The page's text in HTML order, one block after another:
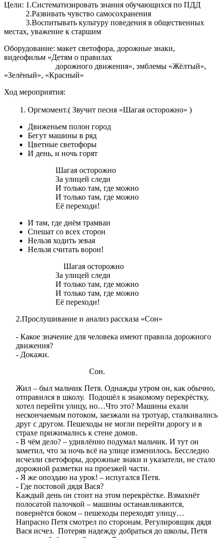
Цели: 1.Систематизировать знания обучающихся по ПДД
2.Развивать чувство самосохранения
3.Воспитывать культуру поведения в общественных
местах, уважение к старшим
Оборудование: макет светофора, дорожные знаки,
видеофильм «Детям о правилах
дорожного движения», эмблемы «Жёлтый»,
«Зелёный», «Красный»
Ход мероприятия:
Оргмомент.( Звучит песня «Шагая осторожно» )
Движеньем полон город
Бегут машины в ряд
Цветные светофоры
И день, и ночь горят
Шагая осторожно
За улицей следи
И только там, где можно
И только там, где можно
Её переходи!
И там, где днём трамваи
Спешат со всех сторон
Нельзя ходить зевая
Нельзя считать ворон!
Шагая осторожно
За улицей следи
И только там, где можно
И только там, где можно
Её переходи!
2.Прослушивание и анализ рассказа «Сон»
- Какое значение для человека имеют правила дорожного
движения?
- Докажи.
Сон.
Жил – был мальчик Петя. Однажды утром он, как обычно,
отправился в школу. Подошёл к знакомому перекрёстку,
хотел перейти улицу, но…Что это? Машины ехали
нескончаемым потоком, заезжали на тротуар, сталкивались
друг с другом. Пешеходы не могли перейти дорогу и в
страхе прижимались к стене домов.
- В чём дело? – удивлённо подумал мальчик. И тут он
заметил, что за ночь всё на улице изменилось. Бесследно
исчезли светофоры, дорожные знаки и указатели, не стало
дорожной разметки на проезжей части.
- Я же опоздаю на урок! – испугался Петя.
- Где постовой дядя Вася?
Каждый день он стоит на этом перекрёстке. Взмахнёт
полосатой палочкой – машины останавливаются,
повернётся боком – пешеходы переходят улицу…
Напрасно Петя смотрел по сторонам. Регулировщик дядя
Вася исчез. Потеряв надежду добраться до школы, Петя